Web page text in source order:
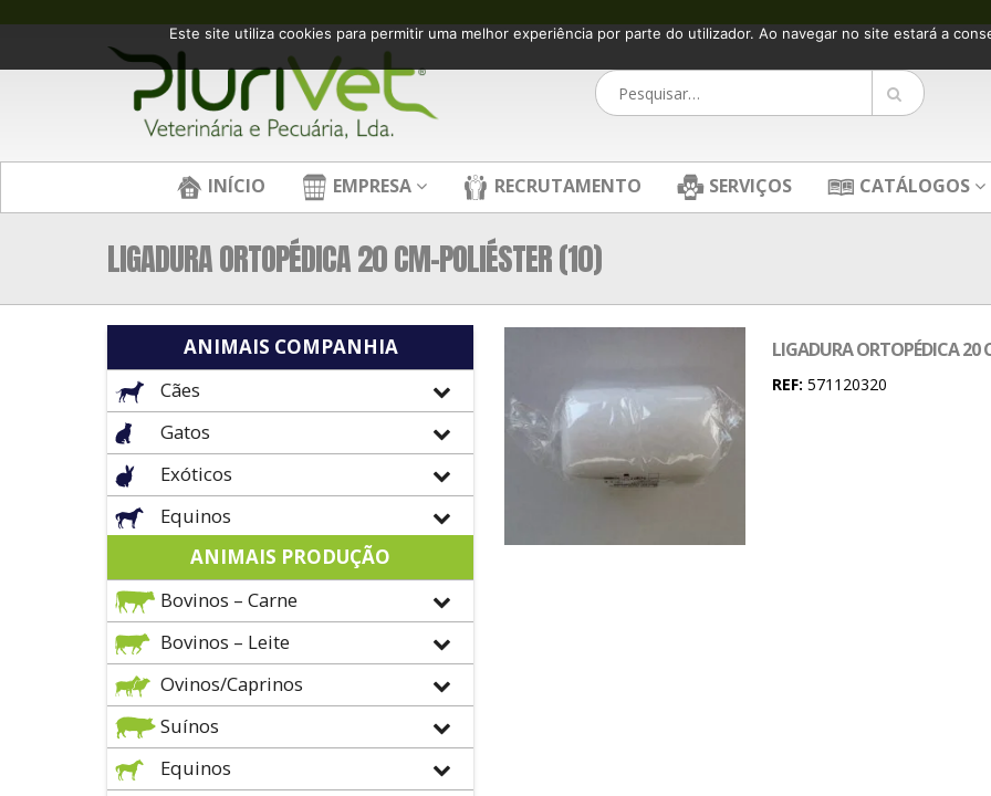
INÍCIO EMPRESA RECRUTAMENTO SERVIÇOS CATÁLOGOS
LIGADURA ORTOPÉDICA 20 CM-POLIÉSTER (10)
LIGADURA ORTOPÉDICA 20
REF: 571120320
ANIMAIS COMPANHIA
Cães
Gatos
Exóticos
Equinos
ANIMAIS PRODUÇÃO
Bovinos – Carne
Bovinos – Leite
Ovinos/Caprinos
Suínos
Equinos
Este site utiliza cookies para permitir uma melhor experiência por parte do utilizador. Ao navegar no site estará a